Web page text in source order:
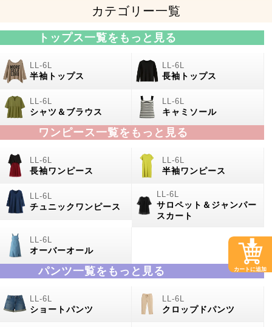
カテゴリー一覧
トップス一覧をもっと見る
半袖トップス 長袖トップス
シャツ＆ブラウス キャミソール
ワンピース一覧をもっと見る
長袖ワンピース 半袖ワンピース
チュニックワンピース
サロペット＆ジャンパー
スカート
オーバーオール
パンツ一覧をもっと見る
ショートパンツ クロップドパンツ
カートに追加